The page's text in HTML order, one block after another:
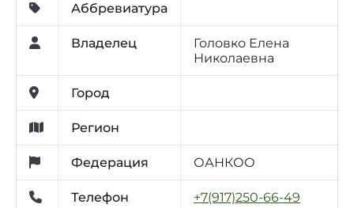
Аббревиатура
Владелец
Головко Елена
Николаевна
Город
Регион
Федерация ОАНКОО
Телефон +7(917)250-66-49